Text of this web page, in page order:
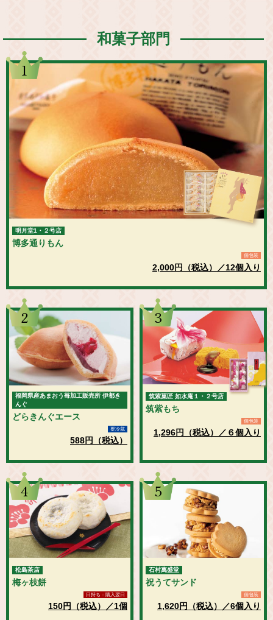
和菓子部門
1
明月堂1・２号店
博多通りもん
個包装
2,000円（税込）／12個入り
2
福岡県産あまおう苺加工販売所 伊都き
んぐ
どらきんぐエース
要冷蔵
588円（税込）
3
筑紫菓匠 如水庵１・２号店
筑紫もち
個包装
1,296円（税込）／６個入り
4
松島茶店
梅ヶ枝餅
日持ち：購入翌日
150円（税込）／1個
5
石村萬盛堂
祝うてサンド
個包装
1,620円（税込）／6個入り